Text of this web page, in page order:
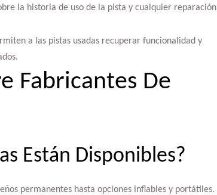
la historia de uso de la pista y cualquier reparación
a las pistas usadas recuperar funcionalidad y
Fabricantes De
Están Disponibles?
permanentes hasta opciones inflables y portátiles.